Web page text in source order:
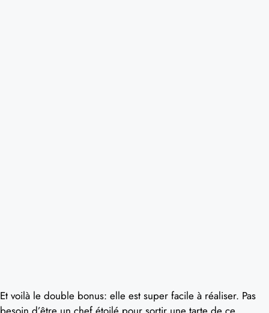
Et voilà le double bonus: elle est super facile à réaliser. Pas